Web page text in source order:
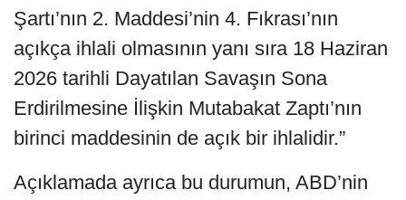
Şartı’nın 2. Maddesi’nin 4. Fıkrası’nın
açıkça ihlali olmasının yanı sıra 18 Haziran
2026 tarihli Dayatılan Savaşın Sona
Erdirilmesine İlişkin Mutabakat Zaptı’nın
birinci maddesinin de açık bir ihlalidir.”
Açıklamada ayrıca bu durumun, ABD’nin